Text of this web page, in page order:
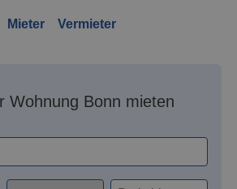
Mieter Vermieter
Wohnung Bonn mieten